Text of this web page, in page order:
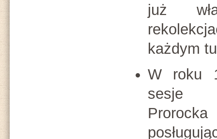
już
każdym
W roku
sesje